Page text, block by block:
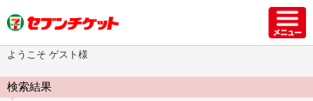
ようこそ ゲスト様
検索結果